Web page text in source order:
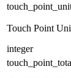
Touch Point
integer